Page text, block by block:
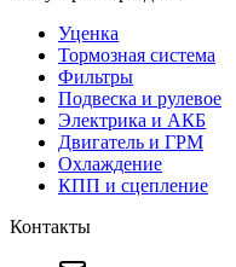
Уценка
Тормозная система
Фильтры
Подвеска и рулевое
Электрика и АКБ
Двигатель и ГРМ
Охлаждение
КПП и сцепление
Контакты